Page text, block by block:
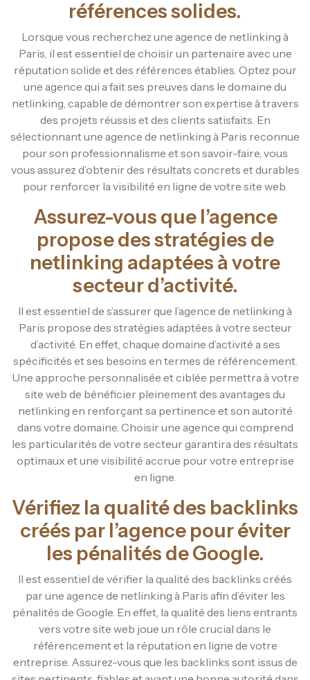
références solides.
Lorsque vous recherchez une agence de netlinking à
Paris, il est essentiel de choisir un partenaire avec une
réputation solide et des références établies. Optez pour
une agence qui a fait ses preuves dans le domaine du
netlinking, capable de démontrer son expertise à travers
des projets réussis et des clients satisfaits. En
sélectionnant une agence de netlinking à Paris reconnue
pour son professionnalisme et son savoir-faire, vous
vous assurez d’obtenir des résultats concrets et durables
pour renforcer la visibilité en ligne de votre site web.
Assurez-vous que l’agence
propose des stratégies de
netlinking adaptées à votre
secteur d’activité.
Il est essentiel de s’assurer que l’agence de netlinking à
Paris propose des stratégies adaptées à votre secteur
d’activité. En effet, chaque domaine d’activité a ses
spécificités et ses besoins en termes de référencement.
Une approche personnalisée et ciblée permettra à votre
site web de bénéficier pleinement des avantages du
netlinking en renforçant sa pertinence et son autorité
dans votre domaine. Choisir une agence qui comprend
les particularités de votre secteur garantira des résultats
optimaux et une visibilité accrue pour votre entreprise
en ligne.
Vérifiez la qualité des backlinks
créés par l’agence pour éviter
les pénalités de Google.
Il est essentiel de vérifier la qualité des backlinks créés
par une agence de netlinking à Paris afin d’éviter les
pénalités de Google. En effet, la qualité des liens entrants
vers votre site web joue un rôle crucial dans le
référencement et la réputation en ligne de votre
entreprise. Assurez-vous que les backlinks sont issus de